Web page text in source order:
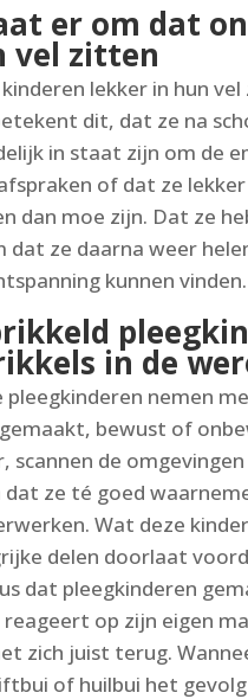
er om dat
vel zitten
lekker in hun
dit, dat ze na
in staat zijn om de
of dat ze
dan moe zijn. Dat ze
dat ze daarna weer
kunnen vinden.
in de
pleegkinderen nemen
bewust of
scannen de
dat ze té goed
Wat deze
delen doorlaat
dat pleegkinderen
reageert op zijn eigen
zich juist terug.
of huilbui het